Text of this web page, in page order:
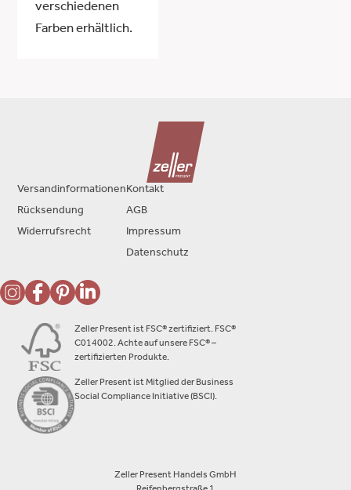
verschiedenen
Farben erhältlich.
Zeller Present ist FSC® zertifiziert. FSC®
C014002. Achte auf unsere FSC® –
zertifizierten Produkte.
Zeller Present ist Mitglied der Business
Social Compliance Initiative (BSCI).
Zeller Present Handels GmbH
Versandinformationen
Rücksendung
Widerrufsrecht
Kontakt
AGB
Impressum
Datenschutz